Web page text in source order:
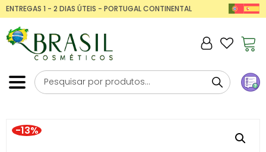
ENTREGAS 1 - 2 DIAS ÚTEIS - PORTUGAL CONTINENTAL
-13%